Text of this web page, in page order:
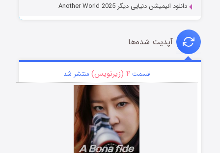
دانلود انیمیشن دنیایی دیگر Another World 2025
آپدیت شده‌ها
قسمت۴ (زیرنویس) منتشر شد